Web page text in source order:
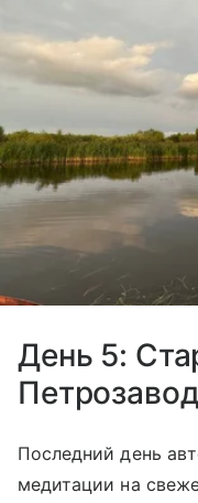
День 5:
Последний день
медитации на